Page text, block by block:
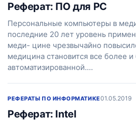
Реферат: ПО для PC
Персональные компьютеры в
последние 20 лет уровень
меди- цине чрезвычайно
медицина становится все более и
автоматизированной.…
РЕФЕРАТЫ ПО ИНФОРМАТИКЕ01.05.2019
Реферат: Intel